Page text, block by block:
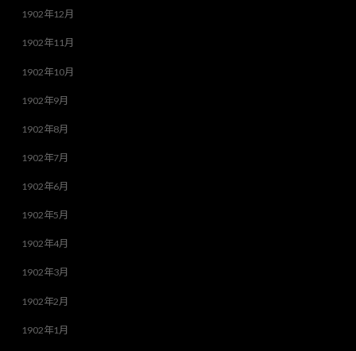
1902年12月
1902年11月
1902年10月
1902年9月
1902年8月
1902年7月
1902年6月
1902年5月
1902年4月
1902年3月
1902年2月
1902年1月